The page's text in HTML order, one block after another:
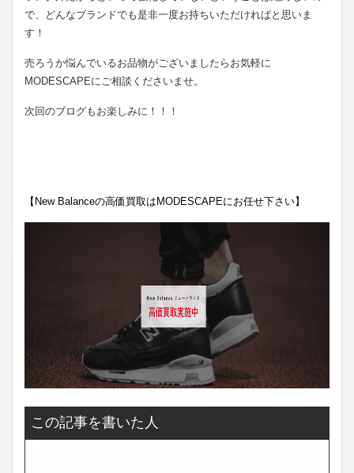
で、どんなブランドでも是非一度お持ちいただければと思いま
す！
売ろうか悩んでいるお品物がございましたらお気軽に
MODESCAPEにご相談くださいませ。
次回のブログもお楽しみに！！！
【New Balanceの高価買取はMODESCAPEにお任せ下さい】
この記事を書いた人